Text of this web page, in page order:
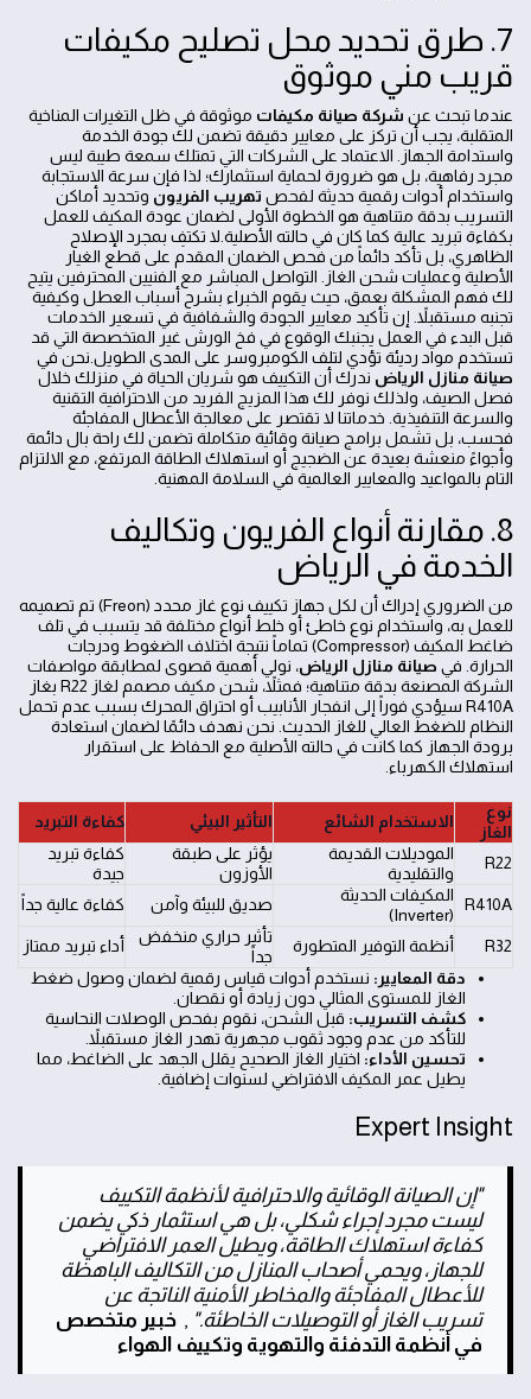
7. طرق تحديد محل تصليح مكيفات
قريب مني موثوق
عندما تبحث عن شركة صيانة مكيفات موثوقة في ظل التغيرات المناخية
المتقلبة، يجب أن تركز على معايير دقيقة تضمن لك جودة الخدمة
واستدامة الجهاز. الاعتماد على الشركات التي تمتلك سمعة طيبة ليس
مجرد رفاهية، بل هو ضرورة لحماية استثمارك؛ لذا فإن سرعة الاستجابة
واستخدام أدوات رقمية حديثة لفحص تهريب الفريون وتحديد أماكن
التسريب بدقة متناهية هو الخطوة الأولى لضمان عودة المكيف للعمل
بكفاءة تبريد عالية كما كان في حالته الأصلية.لا تكتفِ بمجرد الإصلاح
الظاهري، بل تأكد دائماً من فحص الضمان المقدم على قطع الغيار
الأصلية وعمليات شحن الغاز. التواصل المباشر مع الفنيين المحترفين يتيح
لك فهم المشكلة بعمق، حيث يقوم الخبراء بشرح أسباب العطل وكيفية
تجنبه مستقبلاً. إن تأكيد معايير الجودة والشفافية في تسعير الخدمات
قبل البدء في العمل يجنبك الوقوع في فخ الورش غير المتخصصة التي قد
تستخدم مواد رديئة تؤدي لتلف الكومبروسر على المدى الطويل.نحن في
صيانة منازل الرياض ندرك أن التكييف هو شريان الحياة في منزلك خلال
فصل الصيف، ولذلك نوفر لك هذا المزيج الفريد من الاحترافية التقنية
والسرعة التنفيذية. خدماتنا لا تقتصر على معالجة الأعطال المفاجئة
فحسب، بل تشمل برامج صيانة وقائية متكاملة تضمن لك راحة بال دائمة
وأجواءً منعشة بعيدة عن الضجيج أو استهلاك الطاقة المرتفع، مع الالتزام
التام بالمواعيد والمعايير العالمية في السلامة المهنية.
8. مقارنة أنواع الفريون وتكاليف
الخدمة في الرياض
من الضروري إدراك أن لكل جهاز تكييف نوع غاز محدد (Freon) تم تصميمه
للعمل به، واستخدام نوع خاطئ أو خلط أنواع مختلفة قد يتسبب في تلف
ضاغط المكيف (Compressor) تماماً نتيجة اختلاف الضغوط ودرجات
الحرارة. في صيانة منازل الرياض، نولي أهمية قصوى لمطابقة مواصفات
الشركة المصنعة بدقة متناهية؛ فمثلاً، شحن مكيف مصمم لغاز R22 بغاز
R410A سيؤدي فوراً إلى انفجار الأنابيب أو احتراق المحرك بسبب عدم تحمل
النظام للضغط العالي للغاز الحديث. نحن نهدف دائمًا لضمان استعادة
برودة الجهاز كما كانت في حالته الأصلية مع الحفاظ على استقرار
استهلاك الكهرباء.
نوع
الغاز
الاستخدام الشائع التأثير البيئي كفاءة التبريد
R22
الموديلات القديمة
والتقليدية
يؤثر على طبقة
الأوزون
كفاءة تبريد
جيدة
R410A
المكيفات الحديثة
(Inverter)
صديق للبيئة وآمن كفاءة عالية جداً
R32 أنظمة التوفير المتطورة
تأثير حراري منخفض
جداً
أداء تبريد ممتاز
دقة المعايير: نستخدم أدوات قياس رقمية لضمان وصول ضغط
الغاز للمستوى المثالي دون زيادة أو نقصان.
كشف التسريب: قبل الشحن، نقوم بفحص الوصلات النحاسية
للتأكد من عدم وجود ثقوب مجهرية تهدر الغاز مستقبلاً.
تحسين الأداء: اختيار الغاز الصحيح يقلل الجهد على الضاغط، مما
يطيل عمر المكيف الافتراضي لسنوات إضافية.
Expert Insight
"إن الصيانة الوقائية والاحترافية لأنظمة التكييف
ليست مجرد إجراء شكلي، بل هي استثمار ذكي يضمن
كفاءة استهلاك الطاقة، ويطيل العمر الافتراضي
للجهاز، ويحمي أصحاب المنازل من التكاليف الباهظة
للأعطال المفاجئة والمخاطر الأمنية الناتجة عن
تسريب الغاز أو التوصيلات الخاطئة." , خبير متخصص
في أنظمة التدفئة والتهوية وتكييف الهواء